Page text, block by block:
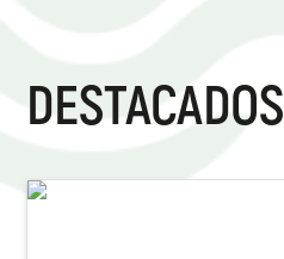
DESTACADOS